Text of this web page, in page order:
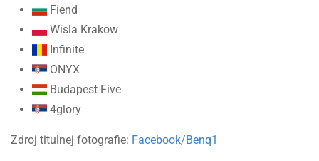
Fiend
Wisla Krakow
Infinite
ONYX
Budapest Five
4glory
Zdroj titulnej fotografie: Facebook/Benq1